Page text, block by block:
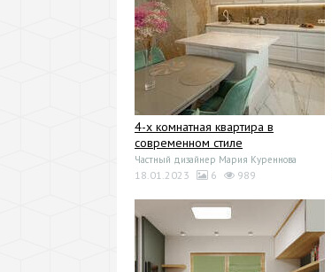
4-х комнатная квартира в
современном стиле
Частный дизайнер Мария Куреннова
18.01.2023 6 989